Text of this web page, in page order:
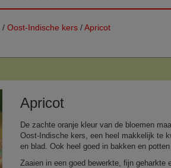
/ Oost-Indische kers /Apricot
Apricot
De zachte oranje kleur van de bloemen
Oost‑Indische kers, een heel makkelijk te
en blad. Ook heel goed in bakken en
Zaaien in een goed bewerkte, fijn geharkte